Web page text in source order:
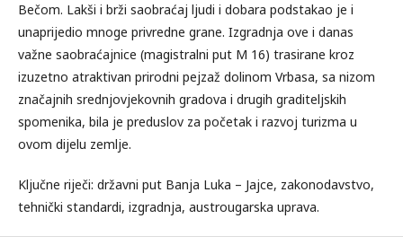
Bečom. Lakši i brži saobraćaj ljudi i dobara podstakao je i
unaprijedio mnoge privredne grane. Izgradnja ove i danas
važne saobraćajnice (magistralni put M 16) trasirane kroz
izuzetno atraktivan prirodni pejzaž dolinom Vrbasa, sa nizom
značajnih srednjovjekovnih gradova i drugih graditeljskih
spomenika, bila je preduslov za početak i razvoj turizma u
ovom dijelu zemlje.
Ključne riječi: državni put Banja Luka – Jajce, zakonodavstvo,
tehnički standardi, izgradnja, austrougarska uprava.